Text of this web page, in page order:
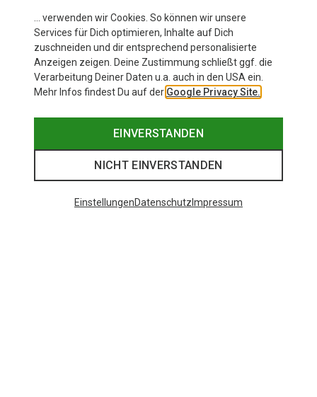
… verwenden wir Cookies. So können wir unsere
Services für Dich optimieren, Inhalte auf Dich
zuschneiden und dir entsprechend personalisierte
Anzeigen zeigen. Deine Zustimmung schließt ggf. die
Verarbeitung Deiner Daten u.a. auch in den USA ein.
Mehr Infos findest Du auf der Google Privacy Site.
EINVERSTANDEN
NICHT EINVERSTANDEN
EinstellungenDatenschutz Impressum